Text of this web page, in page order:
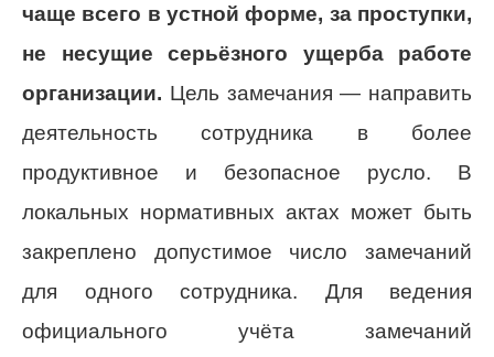
чаще всего в устной форме, за проступки,
не несущие серьёзного ущерба работе
организации. Цель замечания — направить
деятельность сотрудника в более
продуктивное и безопасное русло. В
локальных нормативных актах может быть
закреплено допустимое число замечаний
для одного сотрудника. Для ведения
официального учёта замечаний